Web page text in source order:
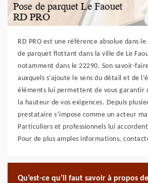
RD PRO est une référence absolue dans
de parquet flottant dans la ville de Le
notamment dans le 22290. Son savoir-
auxquels s’ajoute le sens du détail et de
éléments lui permettent de vous garantir
la hauteur de vos exigences. Depuis
prestataire s’impose comme un acteur
Particuliers et professionnels lui
Pour de plus amples informations,
Qu’est-ce qu’il faut savoir à propos